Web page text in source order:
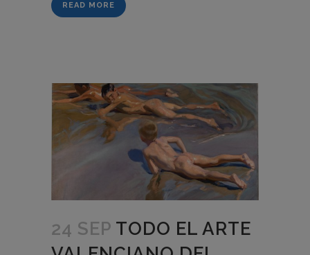
READ MORE
24 SEP TODO EL ARTE